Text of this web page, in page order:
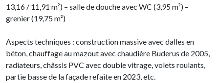
13,16 / 11,91 m²) – salle de douche avec WC (3,95 m²) –
grenier (19,75 m²)
Aspects techniques : construction massive avec dalles en
béton, chauffage au mazout avec chaudière Buderus de 2005,
radiateurs, châssis PVC avec double vitrage, volets roulants,
partie basse de la façade refaite en 2023, etc.